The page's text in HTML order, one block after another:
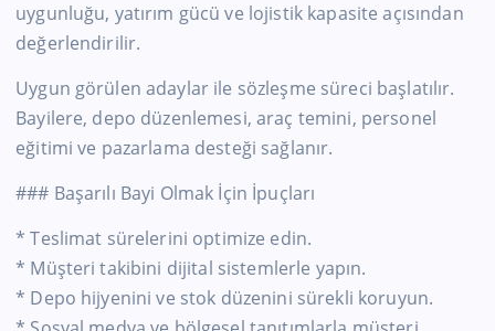
uygunluğu, yatırım gücü ve lojistik kapasite açısından
değerlendirilir.
Uygun görülen adaylar ile sözleşme süreci başlatılır.
Bayilere, depo düzenlemesi, araç temini, personel
eğitimi ve pazarlama desteği sağlanır.
### Başarılı Bayi Olmak İçin İpuçları
* Teslimat sürelerini optimize edin.
* Müşteri takibini dijital sistemlerle yapın.
* Depo hijyenini ve stok düzenini sürekli koruyun.